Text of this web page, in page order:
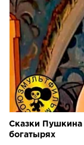
Сказки Пушкина
богатырях